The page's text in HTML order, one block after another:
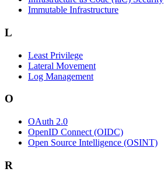
Immutable Infrastructure
L
Least Privilege
Lateral Movement
Log Management
O
OAuth 2.0
OpenID Connect (OIDC)
Open Source Intelligence (OSINT)
R